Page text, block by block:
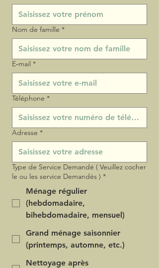
Nom de famille *
E‑mail *
Téléphone *
Adresse *
Type de Service Demandé ( Veuillez cocher
le ou les service Demandés ) *
Ménage régulier
(hebdomadaire,
bihebdomadaire, mensuel)
Grand ménage saisonnier
(printemps, automne, etc.)
Nettoyage après